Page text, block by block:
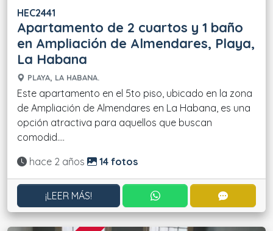
HEC2441
Apartamento de 2 cuartos y 1 baño
en Ampliación de Almendares, Playa,
La Habana
PLAYA, LA HABANA.
Este apartamento en el 5to piso, ubicado en la zona
de Ampliación de Almendares en La Habana, es una
opción atractiva para aquellos que buscan
comodid....
Actualizado:
hace 2 años 14 fotos
¡LEER MÁS! CONTACTAR POR